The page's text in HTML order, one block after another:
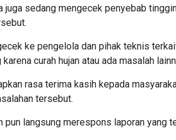
juga sedang mengecek penyebab
ke pengelola dan pihak teknis
curah hujan atau ada masalah
rasa terima kasih kepada
tersebut.
pun langsung merespons laporan yang